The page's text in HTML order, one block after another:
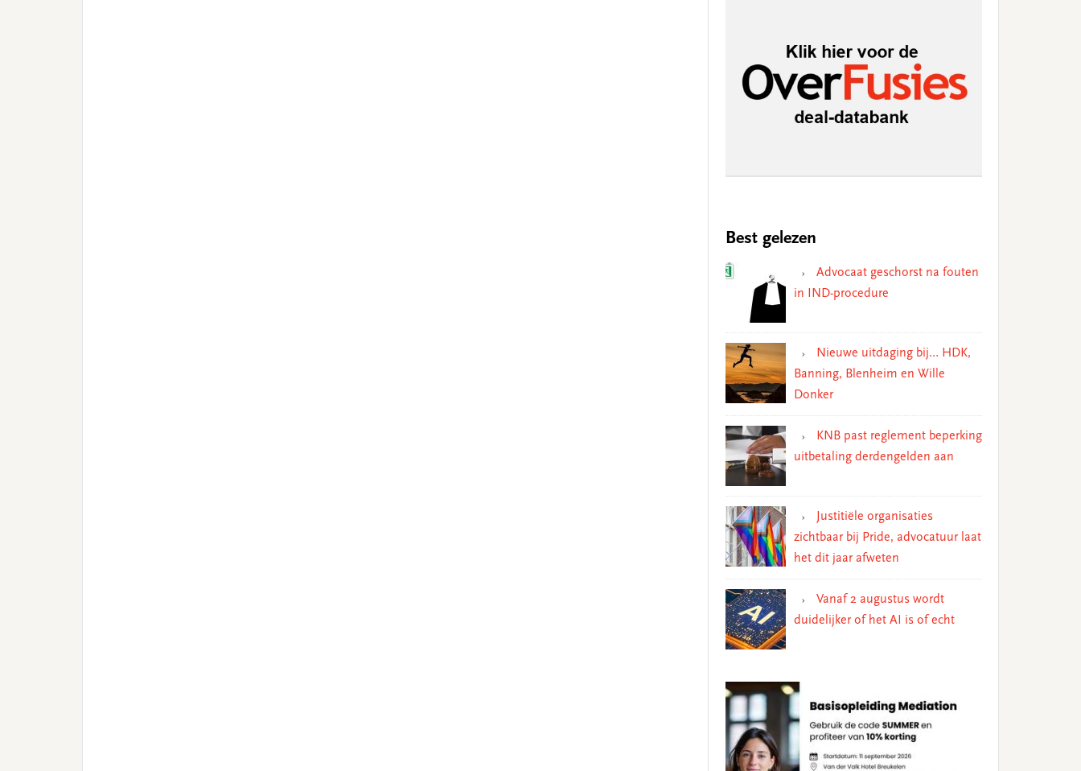
Best gelezen
Advocaat geschorst na fouten
in IND-procedure
Nieuwe uitdaging bij… HDK,
Banning, Blenheim en Wille
Donker
KNB past reglement beperking
uitbetaling derdengelden aan
Justitiële organisaties
zichtbaar bij Pride, advocatuur laat
het dit jaar afweten
Vanaf 2 augustus wordt
duidelijker of het AI is of echt